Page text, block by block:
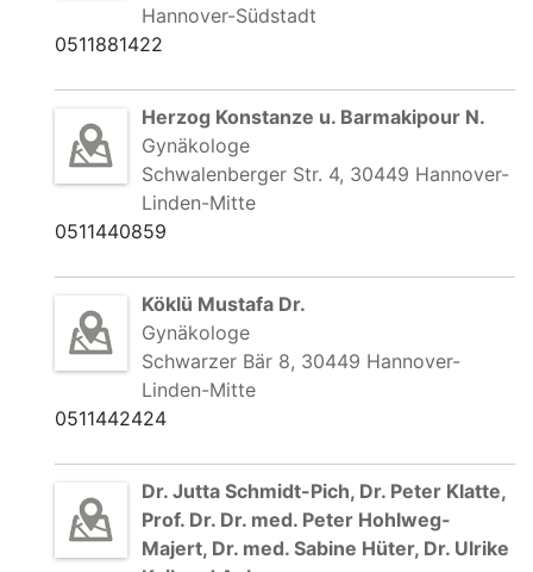
Hannover-Südstadt
0511881422
Herzog Konstanze u. Barmakipour N.
Gynäkologe
Schwalenberger Str. 4, 30449 Hannover-
Linden-Mitte
0511440859
Köklü Mustafa Dr.
Gynäkologe
Schwarzer Bär 8, 30449 Hannover-
Linden-Mitte
0511442424
Dr. Jutta Schmidt-Pich, Dr. Peter Klatte,
Prof. Dr. Dr. med. Peter Hohlweg-
Majert, Dr. med. Sabine Hüter, Dr. Ulrike